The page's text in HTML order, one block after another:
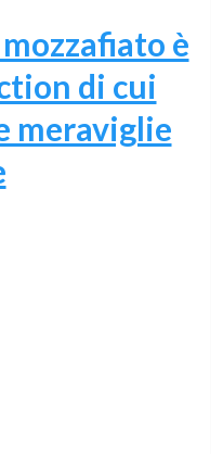
è
di cui
meraviglie